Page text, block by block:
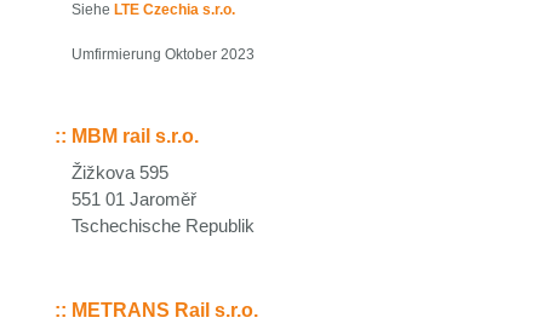
Siehe LTE Czechia s.r.o.
Umfirmierung Oktober 2023
:: MBM rail s.r.o.
Žižkova 595
551 01 Jaroměř
Tschechische Republik
:: METRANS Rail s.r.o.